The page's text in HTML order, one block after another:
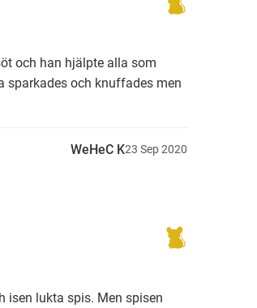
och han hjälpte alla som
sparkades och knuffades men
WeHeC K23 Sep2020
isen lukta spis. Men spisen